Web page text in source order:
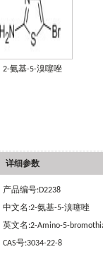
2-氨基-5-溴噻唑
详细参数
产品编号:D2238
中文名:2-氨基-5-溴噻唑
英文名:2-Amino-5-
CAS号:3034-22-8